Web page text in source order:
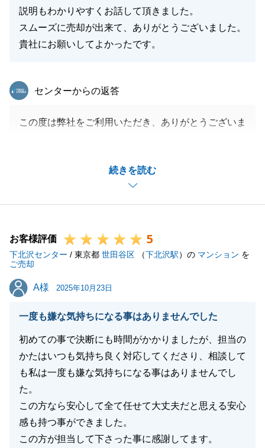
説明もわかりやすくお話して頂きました。
スムーズに売却が出来て、ありがとうございました。
貴社にお願いしてよかったです。
続きを読む
東急リバブル
センターからの返答
この度は弊社をご利用いただき、ありがとうございま
不動産売却という人生の大きな節目において、スムー
ズな進行のお手伝いができましたこと、私も心より嬉
今後も何かお困りごとやご相談がございましたら、い
つでもお気軽にご連絡ください。
この度は貴重なご縁をいただき、本当にありがとうご
ざいました。
閉じる
お客様評価 5
下北沢センター / 東京都 世田谷区 （下北沢駅）の マンション を
ご売却
A様
A様 2025年10月23日
一度も嫌な気持ちになる事はありませんでした
初めての事で決断にも時間がかかりましたが、担当の
かたはいつも気持ち良く対応してくださり、相談して
も私は一度も嫌な気持ちになる事はありませんでし
た。
この方なら安心して全て任せて大丈夫だと思える安心
感も持つ事ができました。
この方が担当して下さった事に感謝してます。